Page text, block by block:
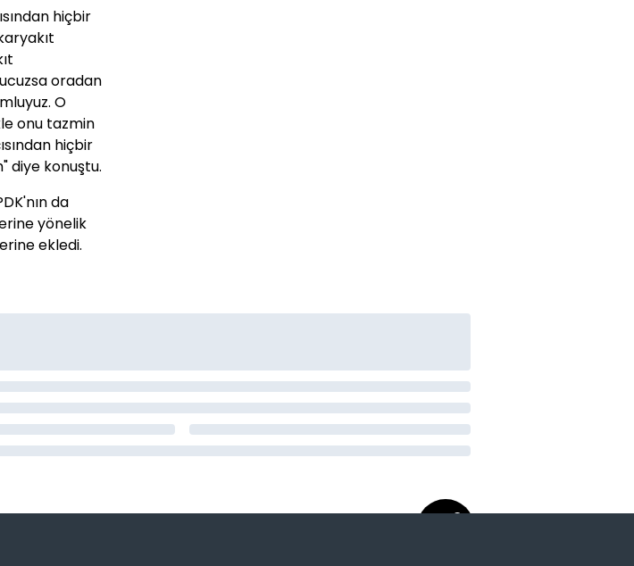
hiçbir
oradan
O
onu tazmin
hiçbir
diye konuştu.
da
yönelik
ekledi.